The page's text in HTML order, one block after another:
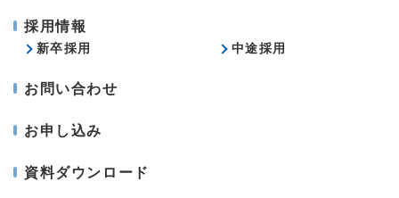
採用情報
新卒採用 中途採用
お問い合わせ
お申し込み
資料ダウンロード